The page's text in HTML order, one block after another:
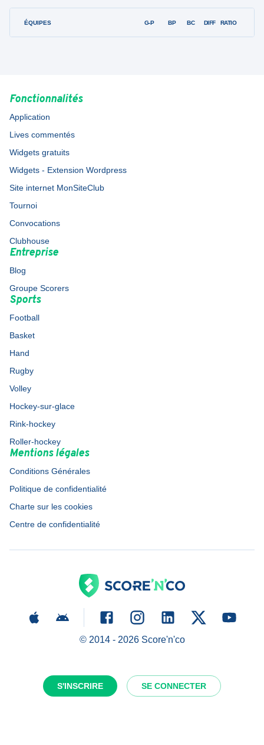
S'INSCRIRE SE CONNECTER
ÉQUIPES G-P BP BC DIFF RATIO
Fonctionnalités
Application
Lives commentés
Widgets gratuits
Widgets - Extension Wordpress
Site internet MonSiteClub
Tournoi
Convocations
Clubhouse
Entreprise
Blog
Groupe Scorers
Sports
Football
Basket
Hand
Rugby
Volley
Hockey-sur-glace
Rink-hockey
Roller-hockey
Mentions légales
Conditions Générales
Politique de confidentialité
Charte sur les cookies
Centre de confidentialité
© 2014 - 2026Score'n'co